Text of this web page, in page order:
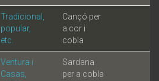
Tradicional,
popular,
etc.
Cançó per
a cor i
cobla
Ventura i
Casas,
Sardana
per a cobla